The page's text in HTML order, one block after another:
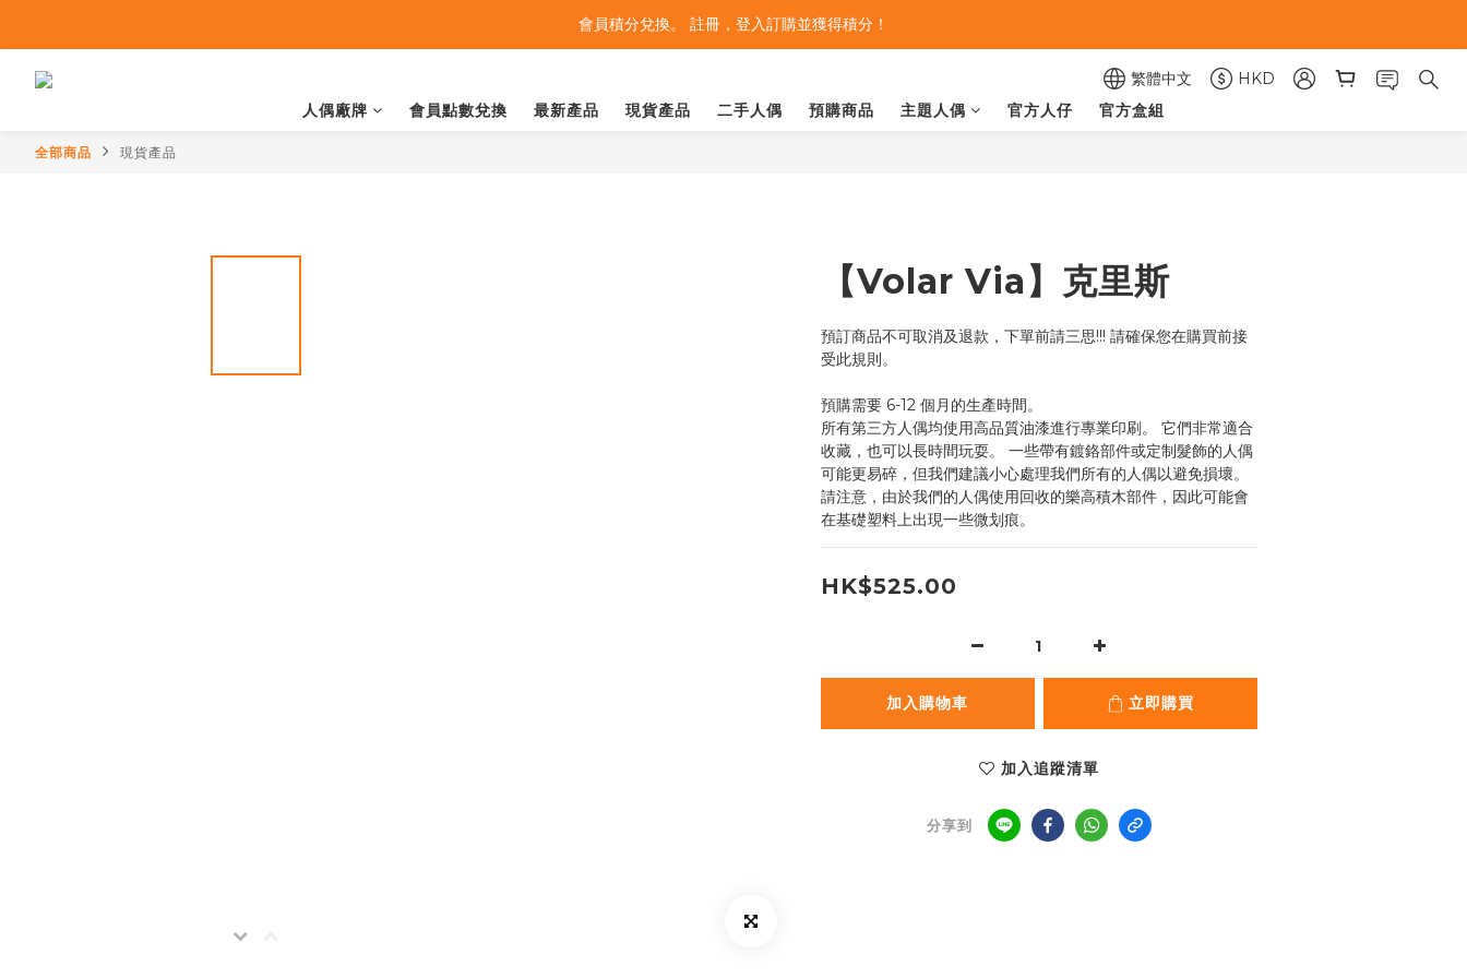
會員積分兌換。 註冊，登入訂購並獲得積分！
繁體中文
HKD
人偶廠牌
會員點數兌換 最新產品 現貨產品 二手人偶 預購商品 主題人偶 官方人仔 官方盒組
全部商品 現貨產品
【Volar Via】克里斯
預訂商品不可取消及退款，下單前請三思!!! 請確保您在購買前接
受此規則。
預購需要 6-12 個月的生產時間。
所有第三方人偶均使用高品質油漆進行專業印刷。 它們非常適合
收藏，也可以長時間玩耍。 一些帶有鍍鉻部件或定制髮飾的人偶
可能更易碎，但我們建議小心處理我們所有的人偶以避免損壞。
請注意，由於我們的人偶使用回收的樂高積木部件，因此可能會
在基礎塑料上出現一些微划痕。
HK$525.00
加入購物車 立即購買
加入追蹤清單
分享到